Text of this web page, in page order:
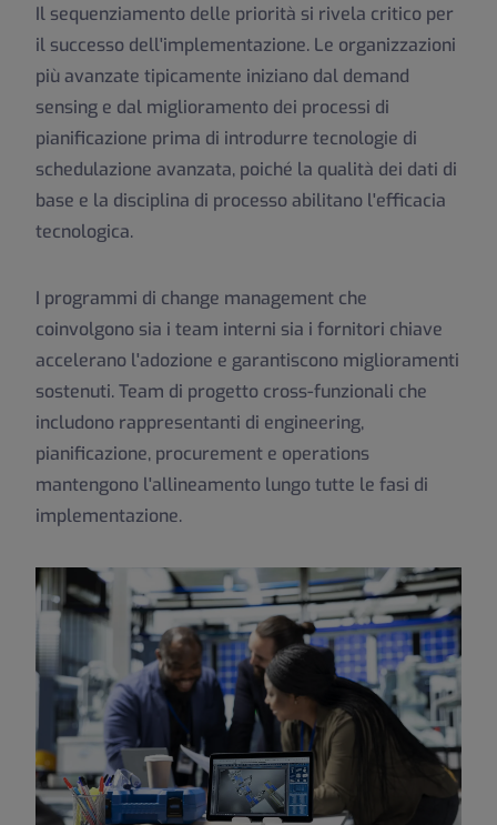
Il sequenziamento delle priorità si rivela critico per
il successo dell'implementazione. Le organizzazioni
più avanzate tipicamente iniziano dal demand
sensing e dal miglioramento dei processi di
pianificazione prima di introdurre tecnologie di
schedulazione avanzata, poiché la qualità dei dati di
base e la disciplina di processo abilitano l'efficacia
tecnologica.
I programmi di change management che
coinvolgono sia i team interni sia i fornitori chiave
accelerano l'adozione e garantiscono miglioramenti
sostenuti. Team di progetto cross-funzionali che
includono rappresentanti di engineering,
pianificazione, procurement e operations
mantengono l'allineamento lungo tutte le fasi di
implementazione.